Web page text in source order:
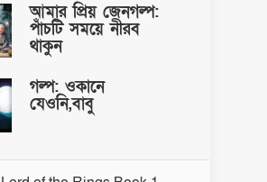
আমার প্রিয় জেনগল্প:
পাঁচটি সময়ে নীরব
থাকুন
গল্প: ওকানে
যেওনি,বাবু